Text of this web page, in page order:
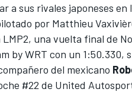
a sus rivales japoneses
por Matthieu
LMP2, una vuelta final de
by WRT con un 1:50.330,
del mexicano
#22 de United